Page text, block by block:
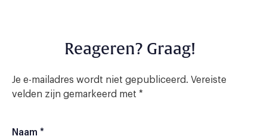
Reageren? Graag!
Je e-mailadres wordt niet gepubliceerd. Vereiste
velden zijn gemarkeerd met *
Naam *